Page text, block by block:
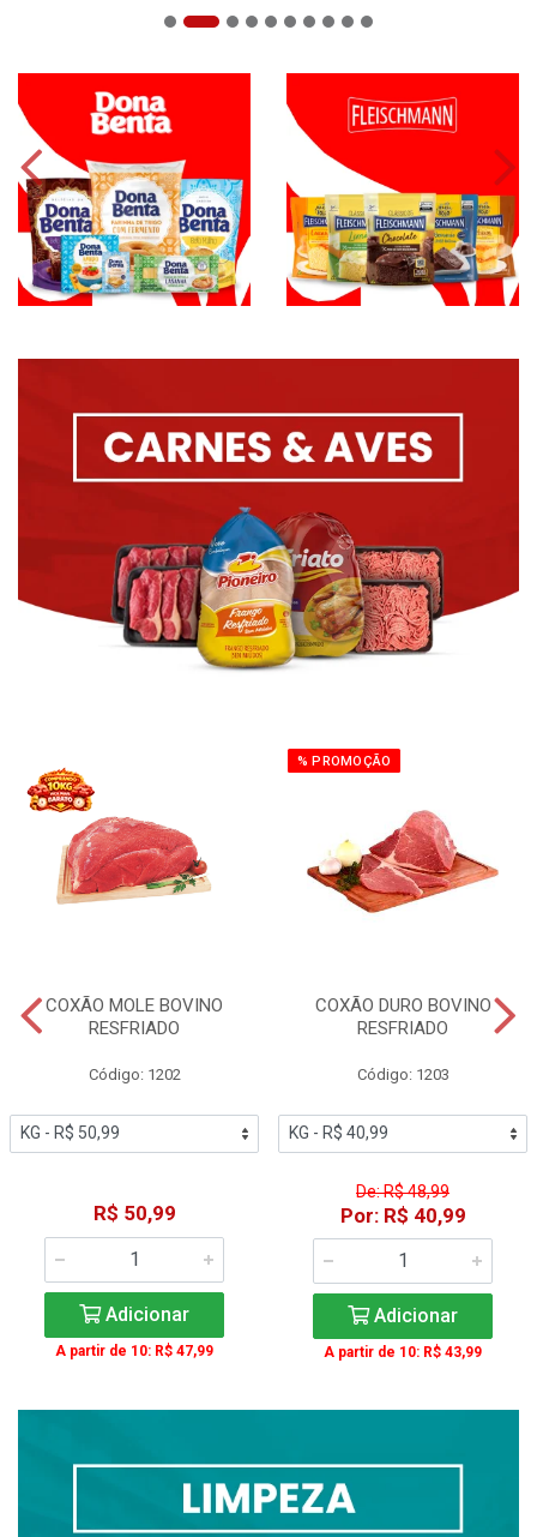
COXÃO MOLE BOVINO
RESFRIADO
Código: 1202
R$ 50,99
Adicionar
A partir de 10: R$ 47,99
% PROMOÇÃO
COXÃO DURO BOVINO
RESFRIADO
Código: 1203
De: R$ 48,99
Por: R$ 40,99
Adicionar
A partir de 10: R$ 43,99